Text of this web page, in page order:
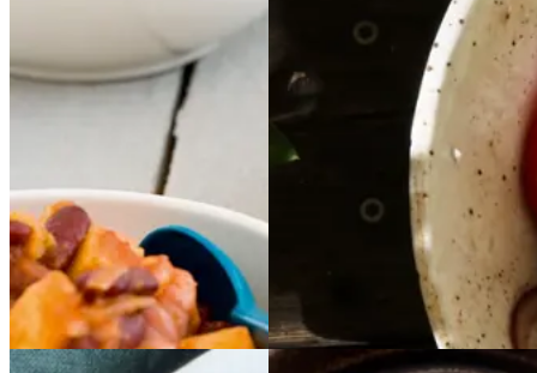
mynteyoghurt
mynte
yoghurt
Gem opskrift
Aftensmad
Vegetarisk